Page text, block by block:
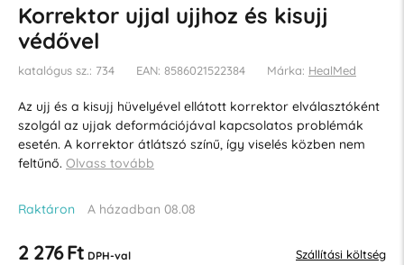
Korrektor ujjal ujjhoz és kisujj
védővel
katalógus sz.: 734 EAN: 8586021522384 Márka: HealMed
Az ujj és a kisujj hüvelyével ellátott korrektor elválasztóként
szolgál az ujjak deformációjával kapcsolatos problémák
esetén. A korrektor átlátszó színű, így viselés közben nem
feltűnő. Olvass tovább
Raktáron A házadban 08.08
2 276 Ft DPH-val Szállítási költség